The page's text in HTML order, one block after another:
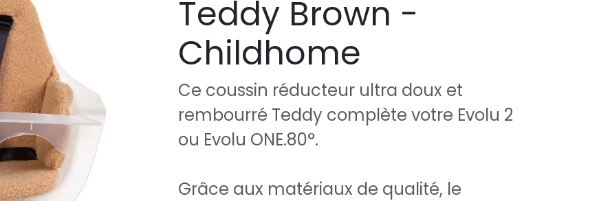
Teddy Brown -
Childhome
Ce coussin réducteur ultra doux et
rembourré Teddy complète votre Evolu 2
ou Evolu ONE.80°.
Grâce aux matériaux de qualité, le